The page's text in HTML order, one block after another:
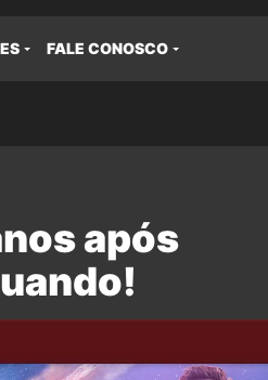
FALE CONOSCO
após